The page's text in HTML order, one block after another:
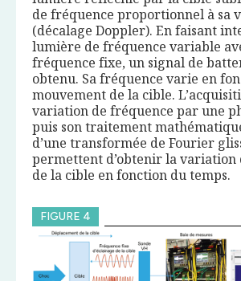
de fréquence proportionnel à sa
(décalage Doppler). En faisant
lumière de fréquence variable
fréquence fixe, un signal de
obtenu. Sa fréquence varie en
mouvement de la cible.
variation de fréquence par une
puis son traitement
d’une transformée de Fourier
permettent d’obtenir la variation
de la cible en fonction du temps.
FIGURE 4